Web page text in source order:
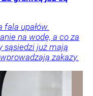
upałów.
na wodę, a co za
sąsiedzi już mają
zakazy.